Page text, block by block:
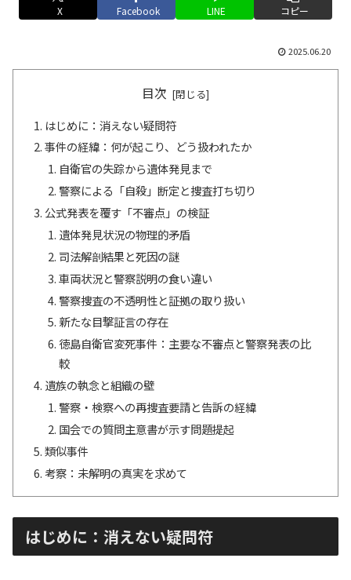
X Facebook LINE コピー
2025.06.20
目次
はじめに：消えない疑問符
事件の経緯：何が起こり、どう扱われたか
自衛官の失踪から遺体発見まで
警察による「自殺」断定と捜査打ち切り
公式発表を覆す「不審点」の検証
遺体発見状況の物理的矛盾
司法解剖結果と死因の謎
車両状況と警察説明の食い違い
警察捜査の不透明性と証拠の取り扱い
新たな目撃証言の存在
徳島自衛官変死事件：主要な不審点と警察発表の比
較
遺族の執念と組織の壁
警察・検察への再捜査要請と告訴の経緯
国会での質問主意書が示す問題提起
類似事件
考察：未解明の真実を求めて
はじめに：消えない疑問符